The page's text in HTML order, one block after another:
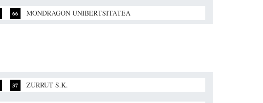
66 MONDRAGON UNIBERTSITATEA
37 ZURRUT S.K.